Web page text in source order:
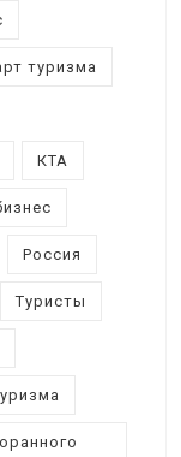
туризма
КТА
Россия
Туристы